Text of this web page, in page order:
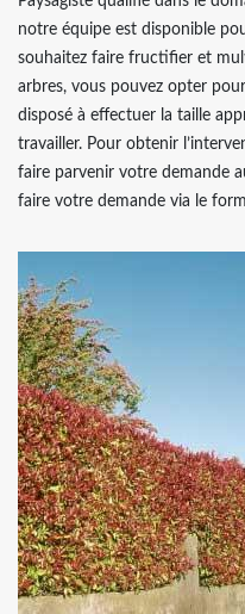
notre équipe est disponible
souhaitez faire fructifier et
arbres, vous pouvez opter
disposé à effectuer la taille
travailler. Pour obtenir
faire parvenir votre demande
faire votre demande via le